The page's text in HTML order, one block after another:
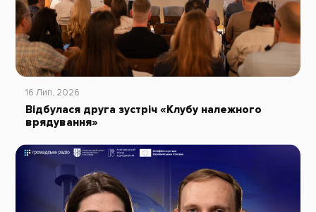
16 Лип, 2026
Відбулася друга зустріч «Клубу належного
врядування»